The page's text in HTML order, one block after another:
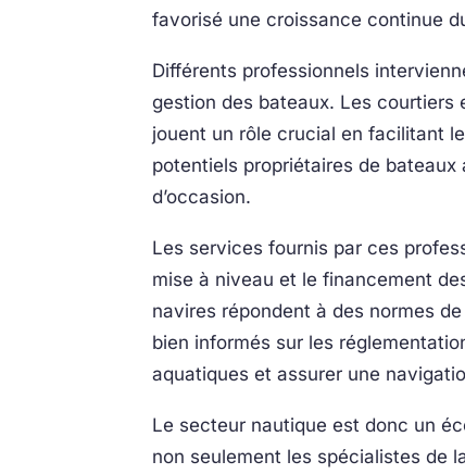
favorisé une croissance continue
Différents professionnels
gestion des bateaux. Les courtiers
jouent un rôle crucial en facilitant
potentiels propriétaires de bateaux
d’occasion.
Les services fournis par ces
mise à niveau et le financement
navires répondent à des normes
bien informés sur les
aquatiques et assurer une
Le secteur nautique est donc un
non seulement les spécialistes de